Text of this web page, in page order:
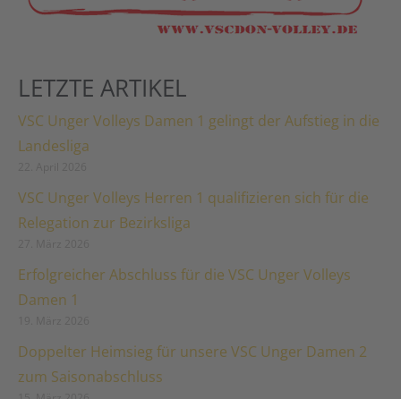
LETZTE ARTIKEL
VSC Unger Volleys Damen 1 gelingt der Aufstieg in die
Landesliga
VSC Unger Volleys Herren 1 qualifizieren sich für die
Relegation zur Bezirksliga
Erfolgreicher Abschluss für die VSC Unger Volleys
Damen 1
Doppelter Heimsieg für unsere VSC Unger Damen 2
zum Saisonabschluss